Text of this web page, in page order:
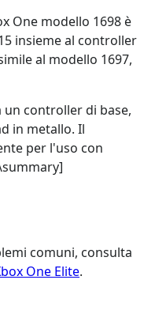
One modello 1698 è
insieme al controller
al modello 1697,
controller di base,
in metallo. Il
per l'uso con
comuni, consulta
One Elite.